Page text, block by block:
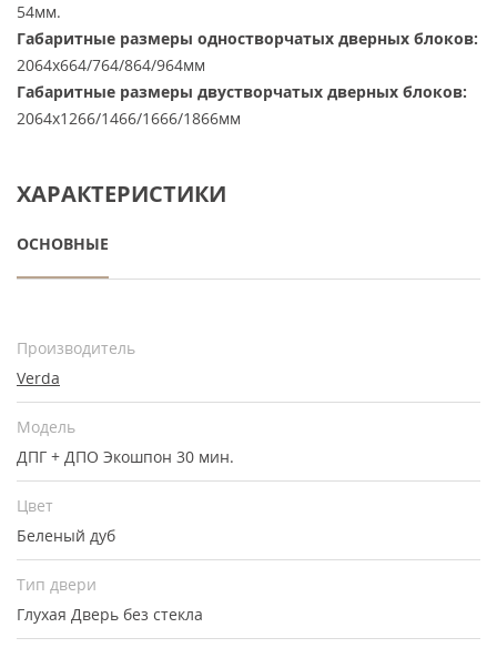
54мм.
Габаритные размеры одностворчатых дверных блоков:
2064х664/764/864/964мм
Габаритные размеры двустворчатых дверных блоков:
2064х1266/1466/1666/1866мм
ХАРАКТЕРИСТИКИ
ОСНОВНЫЕ
Производитель
Verda
Модель
ДПГ + ДПО Экошпон 30 мин.
Цвет
Беленый дуб
Тип двери
Глухая Дверь без стекла